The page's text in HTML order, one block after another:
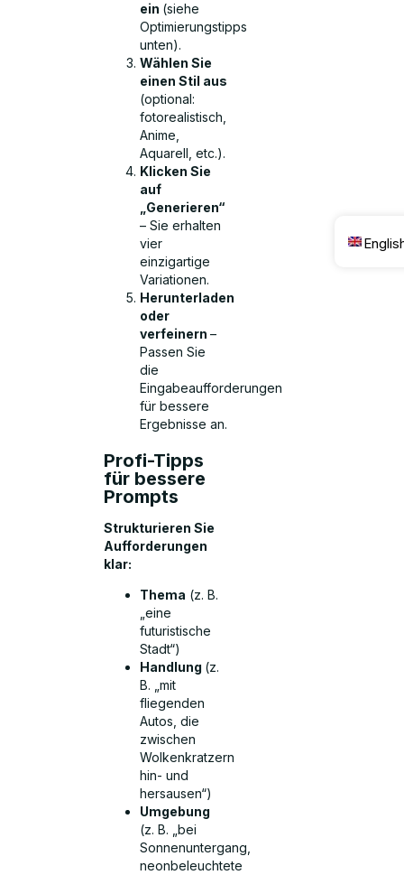
ein (siehe
Optimierungstipps
unten).
Wählen Sie
einen Stil aus
(optional:
fotorealistisch,
Anime,
Aquarell, etc.).
Klicken Sie
auf
„Generieren“
– Sie erhalten
vier
einzigartige
Variationen.
Herunterladen
oder
verfeinern–
Passen Sie
die
Eingabeaufforderungen
für bessere
Ergebnisse an.
Profi-Tipps
für bessere
Prompts
Strukturieren Sie
Aufforderungen
klar:
Thema (z. B.
„eine
futuristische
Stadt“)
Handlung (z.
B. „mit
fliegenden
Autos, die
zwischen
Wolkenkratzern
hin- und
hersausen“)
Umgebung
(z. B. „bei
Sonnenuntergang,
neonbeleuchtete